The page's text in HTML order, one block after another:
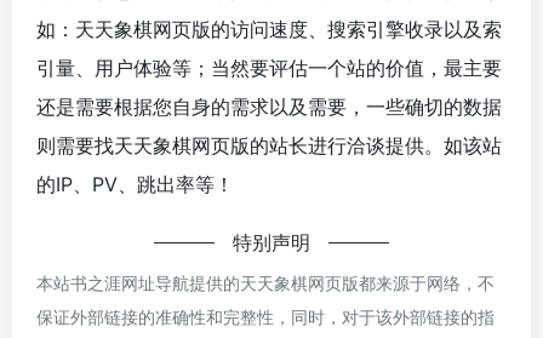
如：天天象棋网页版的访问速度、搜索引擎收录以及索
引量、用户体验等；当然要评估一个站的价值，最主要
还是需要根据您自身的需求以及需要，一些确切的数据
则需要找天天象棋网页版的站长进行洽谈提供。如该站
的IP、PV、跳出率等！
特别声明
本站书之涯网址导航提供的天天象棋网页版都来源于网络，不
保证外部链接的准确性和完整性，同时，对于该外部链接的指